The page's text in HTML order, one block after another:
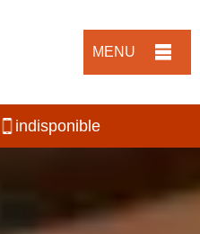
MENU
indisponible